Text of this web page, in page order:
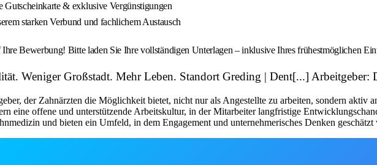
Gutscheinkarte & exklusive Vergünstigungen
starken Verbund und fachlichem Austausch
Bewerbung! Bitte laden Sie Ihre vollständigen Unterlagen – inklusive Ihres frühestmöglichen
Weniger Großstadt. Mehr Leben. Standort Greding | Dent[...]
der Zahnärzten die Möglichkeit bietet, nicht nur als Angestellte zu arbeiten, sondern aktiv
eine offene und unterstützende Arbeitskultur, in der Mitarbeiter langfristige
und bieten ein Umfeld, in dem Engagement und unternehmerisches Denken geschätzt